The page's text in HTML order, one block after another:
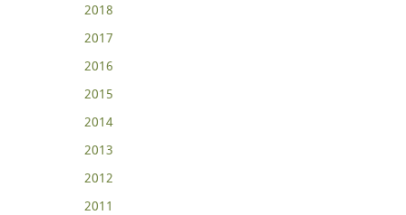
2018
2017
2016
2015
2014
2013
2012
2011